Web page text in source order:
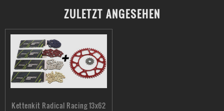
ZULETZT ANGESEHEN
Kettenkit Radical Racing 13x62